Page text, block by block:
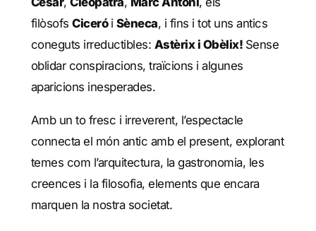
filòsofsCiceró i Sèneca, i fins i tot uns antics
coneguts irreductibles: Astèrix i Obèlix! Sense
oblidar conspiracions, traïcions i algunes
aparicions inesperades.
Amb un to fresc i irreverent, l’espectacle
connecta el món antic amb el present, explorant
temes com l’arquitectura, la gastronomia, les
creences i la filosofia, elements que encara
marquen la nostra societat.